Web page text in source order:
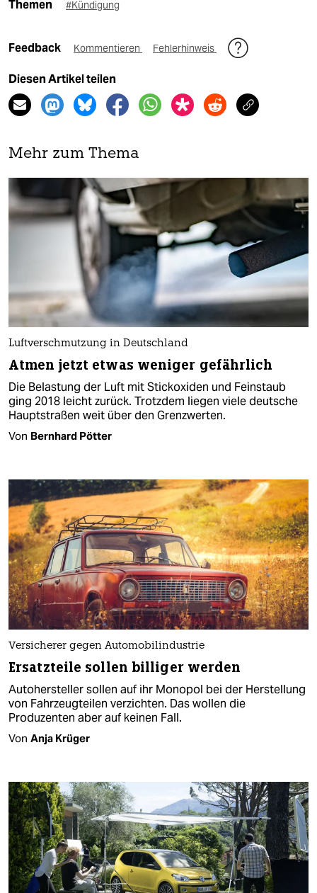
Themen #Kündigung
Feedback Kommentieren Fehlerhinweis
Diesen Artikel teilen
Mehr zum Thema
Luftverschmutzung in Deutschland
Atmen jetzt etwas weniger gefährlich
Die Belastung der Luft mit Stickoxiden und Feinstaub
ging 2018 leicht zurück. Trotzdem liegen viele deutsche
Hauptstraßen weit über den Grenzwerten.
Von Bernhard Pötter
Versicherer gegen Automobilindustrie
Ersatzteile sollen billiger werden
Autohersteller sollen auf ihr Monopol bei der Herstellung
von Fahrzeugteilen verzichten. Das wollen die
Produzenten aber auf keinen Fall.
Von Anja Krüger